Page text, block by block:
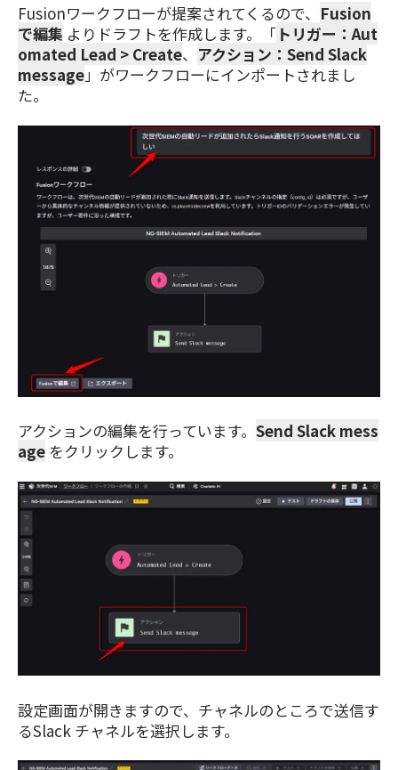
Fusionワークフローが提案されてくるので、 Fusion
で編集 よりドラフトを作成します。「 トリガー：Aut
omated Lead > Create、 アクション：Send Slack
message」がワークフローにインポートされまし
た。
アクションの編集を行っています。 Send Slack mess
age をクリックします。
設定画面が開きますので、チャネルのところで送信す
るSlack チャネルを選択します。